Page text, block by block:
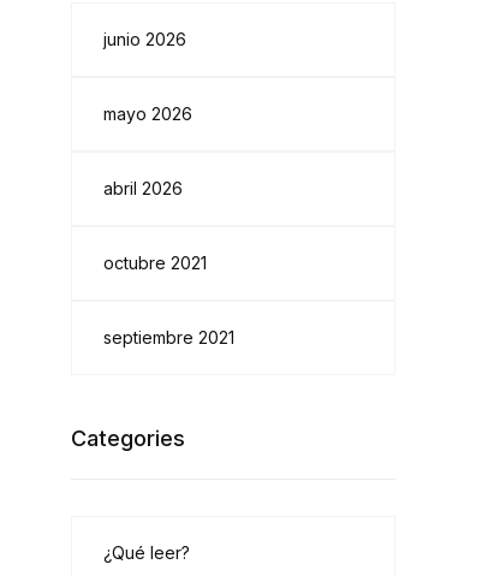
junio 2026
mayo 2026
abril 2026
octubre 2021
septiembre 2021
Categories
¿Qué leer?